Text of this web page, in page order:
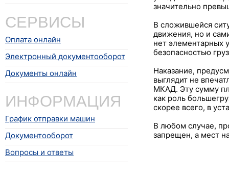
СЕРВИСЫ
Оплата онлайн
Электронный документооборот
Документы онлайн
ИНФОРМАЦИЯ
График отправки машин
Документооборот
Вопросы и ответы
значительно
В сложившейся
движения, но и
нет элементарных
безопасностью
Наказание,
выглядит не
МКАД. Эту сумму
как роль
скорее всего, в
В любом случае,
запрещен, а мест